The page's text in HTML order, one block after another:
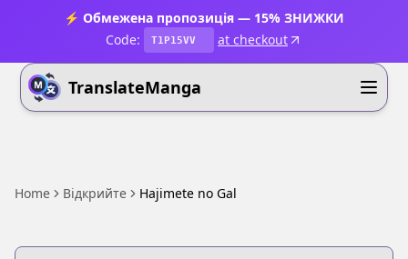
⚡ Обмежена пропозиція — 15% ЗНИЖКИ
Code:
T1P15VV at checkout
TranslateManga
Home Відкрийте Hajimete no Gal